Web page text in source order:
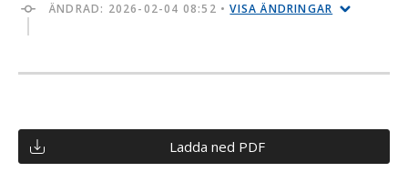
ÄNDRAD: 2026-02-04 08:52 •VISA ÄNDRINGAR
Ladda ned PDF